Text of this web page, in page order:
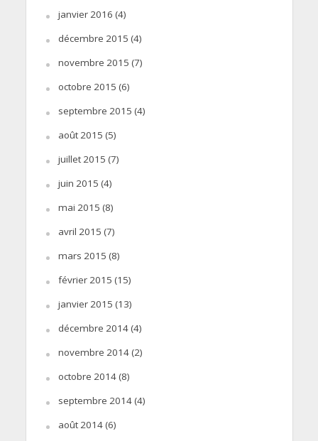
janvier 2016 (4)
décembre 2015 (4)
novembre 2015 (7)
octobre 2015 (6)
septembre 2015 (4)
août 2015 (5)
juillet 2015 (7)
juin 2015 (4)
mai 2015 (8)
avril 2015 (7)
mars 2015 (8)
février 2015 (15)
janvier 2015 (13)
décembre 2014(4)
novembre 2014(2)
octobre 2014(8)
septembre 2014(4)
août 2014(6)